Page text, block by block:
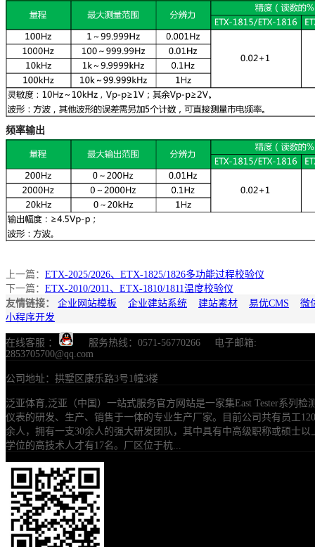
频率输出
上一篇： ETX-2025/2026、ETX-1825/1826多功能过程校验仪
下一篇： ETX-2010/2011、ETX-1810/1811温度校验仪
友情链接：
企业网站模板 企业建站系统 建站素材 易优CMS
微
小程序开发
在线客服 ：
服务热线：0571-56770266 电子邮箱:
2853705700@qq.com
公司地址：拱墅区康乐路3号1幢3楼
泛亚体育,泛亚（中国）一站式服务官方网站是一家集East Tester系列检
仪表的研发、生产、销售于一体的专业生产厂家。目前公司共有员工120
余人，拥有一支30余人的强大研发团队，其中具有中高级职称或硕士以
学位的高技术人才有17名。厂区位于杭...